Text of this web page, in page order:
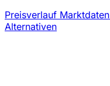
Preisverlauf Marktdaten
Alternativen